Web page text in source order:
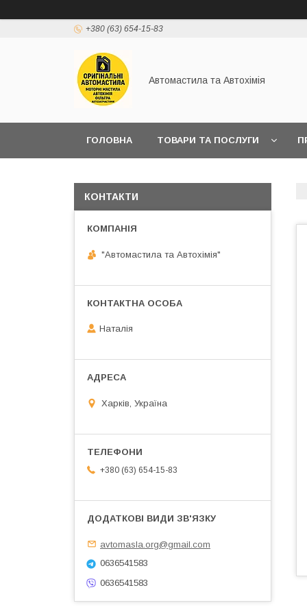
+380 (63) 654-15-83
Автомастила та Автохімія
ГОЛОВНА ТОВАРИ ТА ПОСЛУГИ
КОНТАКТИ
"Автомастила та Автохімія"
Наталія
Харків, Україна
+380 (63) 654-15-83
avtomasla.org@gmail.com
0636541583
0636541583